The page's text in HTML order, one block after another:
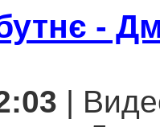
-
|